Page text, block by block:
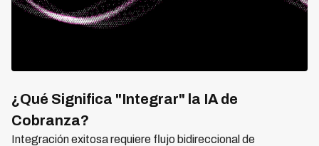
¿Qué Significa "Integrar" la IA de
Cobranza?
Integración exitosa requiere flujo bidireccional de